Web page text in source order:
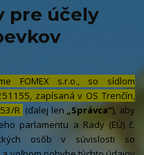
pre účely
FOMEX s.r.o., so sídlom
zapísaná v OS Trenčín,
R (ďalej len„Správca“), aby
parlamentu a Rady (EÚ) č.
osôb v súvislosti so